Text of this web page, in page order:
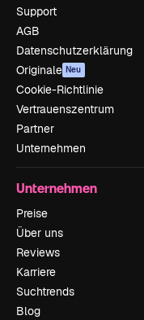
Support
AGB
Datenschutzerklärung
Originale Neu
Cookie-Richtlinie
Vertrauenszentrum
Partner
Unternehmen
Unternehmen
Preise
Über uns
Reviews
Karriere
Suchtrends
Blog